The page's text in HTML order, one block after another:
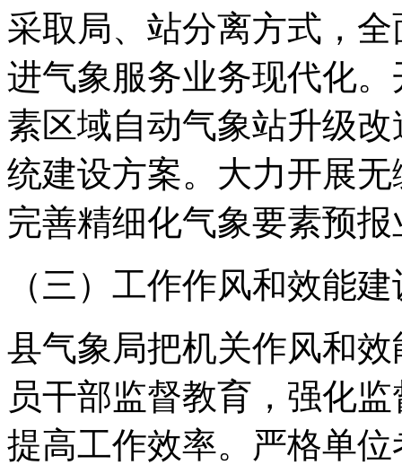
采取局、站分离方式，
进气象服务业务现代化
素区域自动气象站升级
统建设方案。大力开展
完善精细化气象要素预报
（三）工作作风和效能
县气象局把机关作风和
员干部监督教育，强化
提高工作效率。严格单